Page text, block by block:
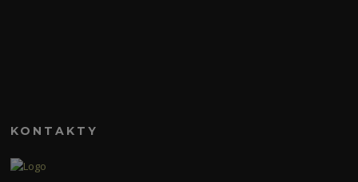
KONTAKTY